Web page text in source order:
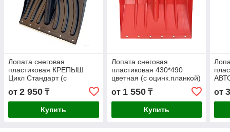
Лопата снеговая
пластиковая КРЕПЫШ
Цикл Стандарт (с
оцинк.планкой)(10)
от 2 950 ₸
Купить
Лопата снеговая
пластиковая 430*490
цветная (с оцинк.планкой)
от 1 550₸
Купить
V-
от